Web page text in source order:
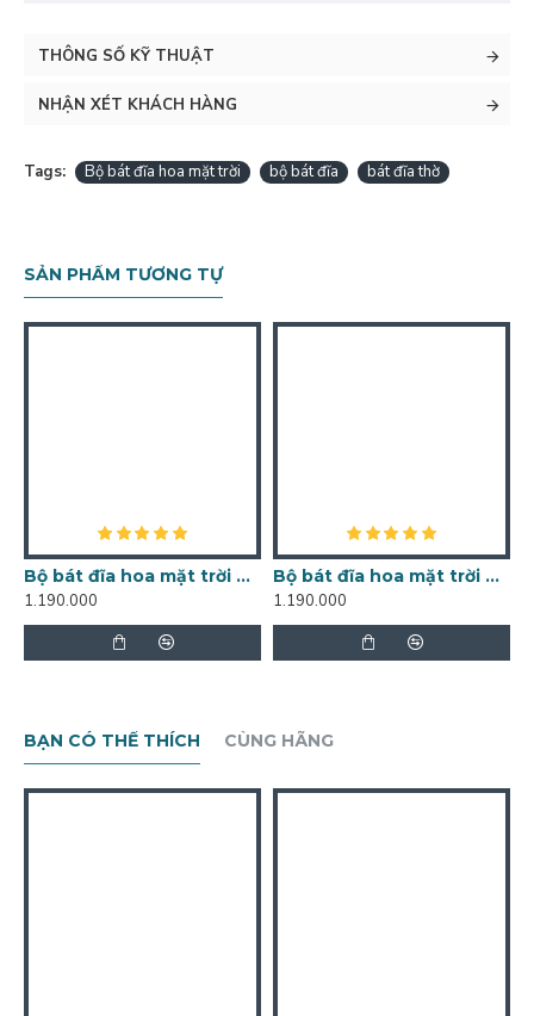
THÔNG SỐ KỸ THUẬT
NHẬN XÉT KHÁCH HÀNG
Tags: Bộ bát đĩa hoa mặt trời bộ bát đĩa bát đĩa thờ
SẢN PHẨM TƯƠNG TỰ
Bộ bát đĩa hoa mặt trời men rạn vẽ hoa đồng tiền DA01
1.190.000
Bộ bát đĩa hoa mặt trời men rạn vẽ hoa sen DA02
1.190.000
BẠN CÓ THỂ THÍCH CÙNG HÃNG